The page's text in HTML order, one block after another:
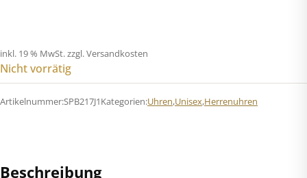
inkl. 19 % MwSt.zzgl. Versandkosten
Nicht vorrätig
Artikelnummer:SPB217J1Kategorien:Uhren,Unisex,Herrenuhren
Beschreibung